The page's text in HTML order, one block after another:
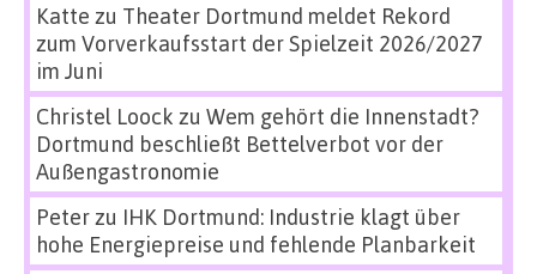
Katte zu Theater Dortmund meldet Rekord
zum Vorverkaufsstart der Spielzeit 2026/2027
im Juni
Christel Loock zu Wem gehört die Innenstadt?
Dortmund beschließt Bettelverbot vor der
Außengastronomie
Peterzu IHK Dortmund: Industrie klagt über
hohe Energiepreise und fehlende Planbarkeit